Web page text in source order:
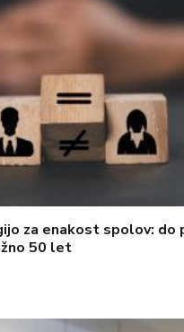
za enakost spolov: do
50 let